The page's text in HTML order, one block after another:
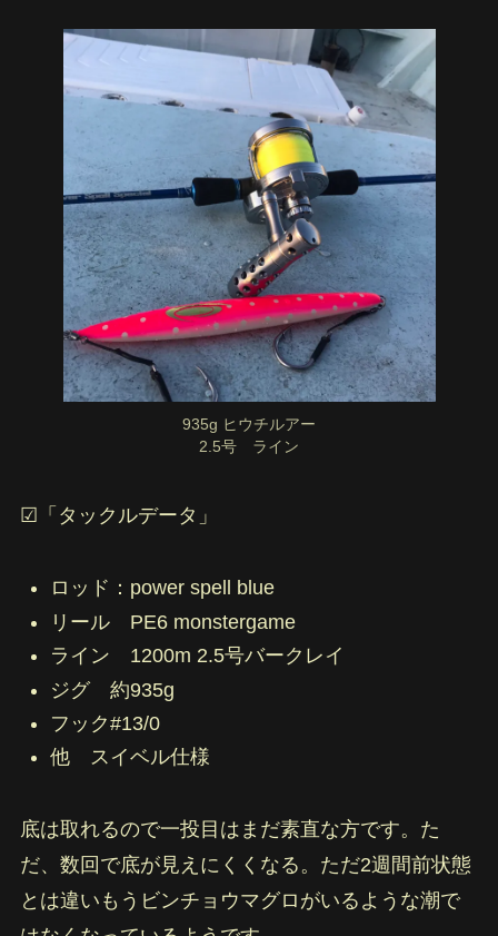
935g ヒウチルアー
2.5号 ライン
☑︎「タックルデータ」
ロッド：power spell blue
リール PE6 monstergame
ライン 1200m 2.5号バークレイ
ジグ 約935g
フック#13/0
他 スイベル仕様
底は取れるので一投目はまだ素直な方です。た
だ、数回で底が見えにくくなる。ただ2週間前状態
とは違いもうビンチョウマグロがいるような潮で